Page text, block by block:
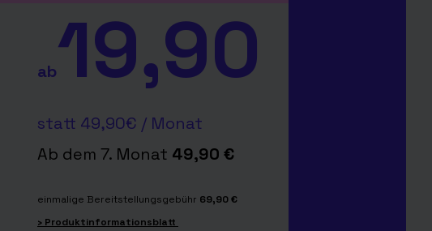
ab19,90
statt 49,90€ / Monat
Ab dem 7. Monat 49,90 €
einmalige Bereitstellungsgebühr 69,90 €
› Produktinformationsblatt